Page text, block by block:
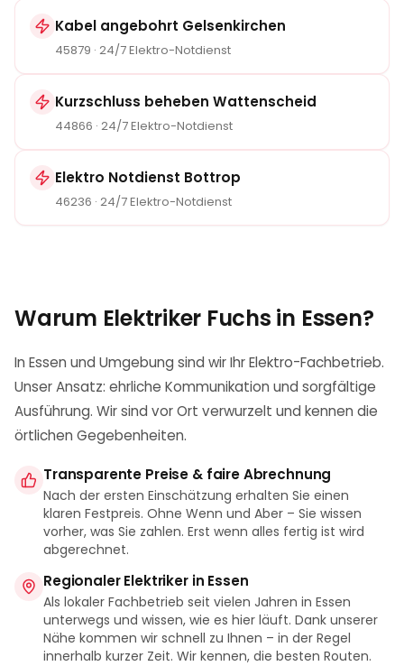
Kabel angebohrt Gelsenkirchen
45879 · 24/7 Elektro-Notdienst
Kurzschluss beheben Wattenscheid
44866 · 24/7 Elektro-Notdienst
Elektro Notdienst Bottrop
46236 · 24/7 Elektro-Notdienst
Warum Elektriker Fuchs in Essen?
In Essen und Umgebung sind wir Ihr Elektro-Fachbetrieb.
Unser Ansatz: ehrliche Kommunikation und sorgfältige
Ausführung. Wir sind vor Ort verwurzelt und kennen die
örtlichen Gegebenheiten.
Transparente Preise & faire Abrechnung
Nach der ersten Einschätzung erhalten Sie einen
klaren Festpreis. Ohne Wenn und Aber – Sie wissen
vorher, was Sie zahlen. Erst wenn alles fertig ist wird
abgerechnet.
Regionaler Elektriker in Essen
Als lokaler Fachbetrieb seit vielen Jahren in Essen
unterwegs und wissen, wie es hier läuft. Dank unserer
Nähe kommen wir schnell zu Ihnen – in der Regel
innerhalb kurzer Zeit. Wir kennen, die besten Routen.